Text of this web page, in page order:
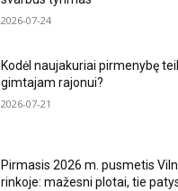
2026-07-24
Kodėl naujakuriai pirmenybę
gimtajam rajonui?
2026-07-21
Pirmasis 2026 m. pusmetis
rinkoje: mažesni plotai, tie